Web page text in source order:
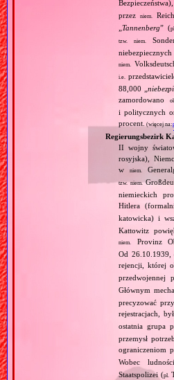
Bezpieczeństwa),
przezniem.
„Tannenberg” (
tzw. niem.
niem.
i.e.
88,000 „
zamordowano
i politycznych
procent. (więcej na:
Regierungsbezirk
II wojny
rosyjska),
wniem.
tzw. niem.
niemieckich
Hitlera
katowicka) i
Kattowitz
niem. Provinz
Od 26.10.1939,
rejencji, której
przedwojennej
Głównym
precyzować
rejestracjach,
ostatnia grupa
przemysł
ograniczeniom
Wobec
Staatspolizei (pl.